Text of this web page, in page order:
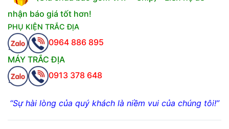
nhận báo giá tốt hơn!
PHỤ KIỆN TRẮC ĐỊA
0964 886 895
MÁY TRẮC ĐỊA
0913 378 648
“Sự hài lòng của quý khách là niềm vui của chúng tôi!”